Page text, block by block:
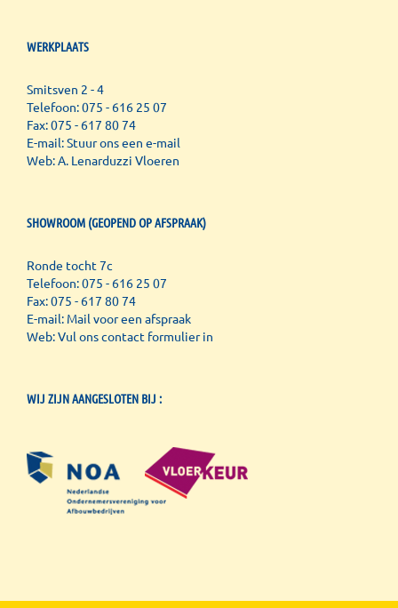
WERKPLAATS
Smitsven 2 - 4
Telefoon: 075 - 616 25 07
Fax: 075 - 617 80 74
E-mail:Stuur ons een e-mail
Web:A. Lenarduzzi Vloeren
SHOWROOM (GEOPEND OP AFSPRAAK)
Ronde tocht 7c
Telefoon: 075 - 616 25 07
Fax: 075 - 617 80 74
E-mail: Mail voor een afspraak
Web:Vul ons contact formulier in
WIJ ZIJN AANGESLOTEN BIJ :